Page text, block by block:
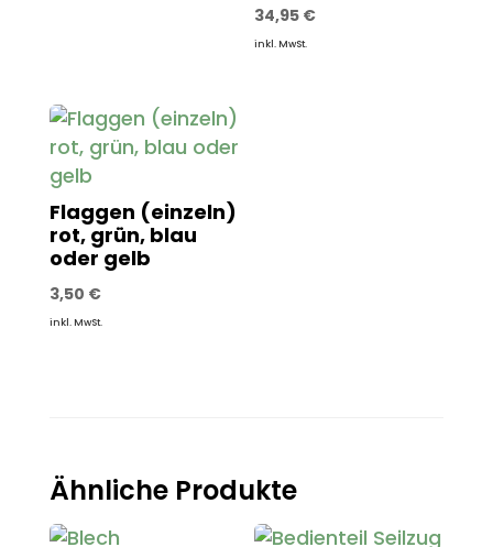
34,95 €
inkl. MwSt.
Flaggen (einzeln)
rot, grün, blau
oder gelb
3,50 €
inkl. MwSt.
Ähnliche Produkte